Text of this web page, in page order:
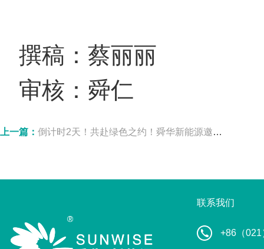
撰稿：蔡丽丽
审核：舜仁
上一篇： 倒计时2天！共赴绿色之约！舜华新能源邀您相约2026 SNEC
联系我们
+86（